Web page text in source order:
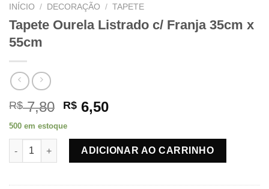
INÍCIO / DECORAÇÃO / TAPETE
Tapete Ourela Listrado c/ Franja 35cm x
55cm
R$7,80 O
preço
original
era:
R$ 7,80.
R$ 6,50O
atual
é:
R$ 6,50.
500 em estoque
Tapete Ourela Listrado c/ Franja 35cm x 55cm quantidade
ADICIONAR AO CARRINHO